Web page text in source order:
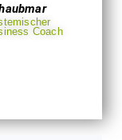
Coach